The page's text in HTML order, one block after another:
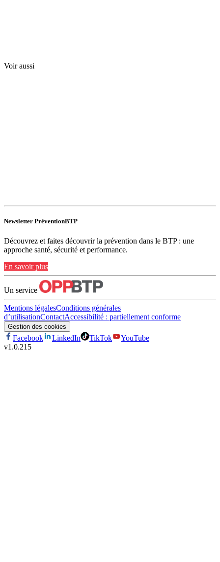
Voir aussi
Newsletter PréventionBTP
Découvrez et faites découvrir la prévention dans le BTP : une
approche santé, sécurité et performance.
En savoir plus
Un service
Mentions légalesConditions générales
d’utilisationContactAccessibilité : partiellement conforme
Gestion des cookies
Facebook LinkedIn TikTok
YouTube
v1.0.215